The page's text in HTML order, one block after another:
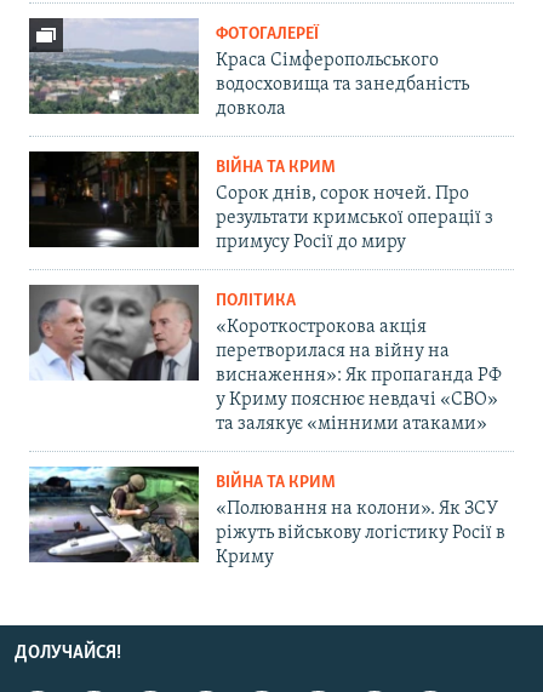
ФОТОГАЛЕРЕЇ
Краса Сімферопольського
водосховища та занедбаність
довкола
ВІЙНА ТА КРИМ
Сорок днів, сорок ночей. Про
результати кримської операції з
примусу Росії до миру
ПОЛІТИКА
«Короткострокова акція
перетворилася на війну на
виснаження»: Як пропаганда РФ
у Криму пояснює невдачі «СВО»
та залякує «мінними атаками»
ВІЙНА ТА КРИМ
«Полювання на колони». Як ЗСУ
ріжуть військову логістику Росії в
Криму
ДОЛУЧАЙСЯ!